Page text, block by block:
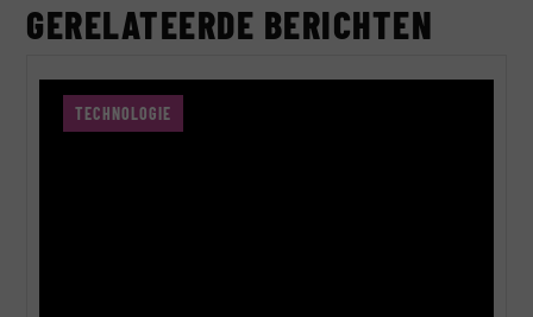
GERELATEERDE BERICHTEN
TECHNOLOGIE